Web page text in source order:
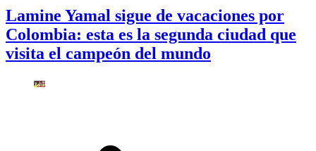
Lamine Yamal sigue de vacaciones por
Colombia: esta es la segunda ciudad que
visita el campeón del mundo